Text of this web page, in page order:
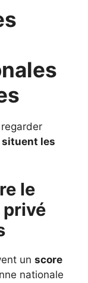
les
le
un score
nationale